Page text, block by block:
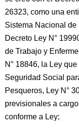
26323, como una
Sistema Nacional de
Decreto Ley N°
de Trabajo y
N° 18846, la Ley
Seguridad Social
Pesqueros, Ley N°
previsionales a
conforme a Ley;